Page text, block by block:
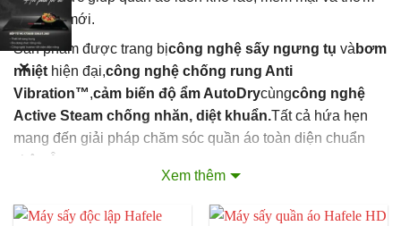
tho như mới.
Sản phẩm được trang bịcông nghệ sấy ngưng tụ vàbơm
nhiệthiện đại,công nghệ chống rung Anti
Vibration™,cảm biến độ ẩm AutoDrycùngcông nghệ
Active Steam chống nhăn, diệt khuẩn.Tất cả hứa hẹn
mang đến giải pháp chăm sóc quần áo toàn diện chuẩn
châu Âu.
kiệm điện, lại hoạt động êm ái, hãy tham khảo ngayHafele
Xem thêm
✕